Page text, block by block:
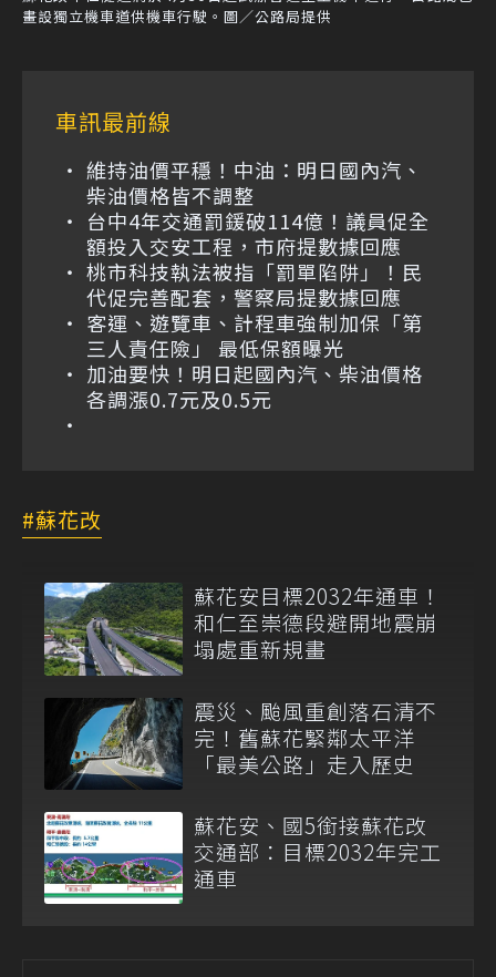
畫設獨立機車道供機車行駛。圖／公路局提供
車訊最前線
維持油價平穩！中油：明日國內汽、
柴油價格皆不調整
台中4年交通罰鍰破114億！議員促全
額投入交安工程，市府提數據回應
桃市科技執法被指「罰單陷阱」！民
代促完善配套，警察局提數據回應
客運、遊覽車、計程車強制加保「第
三人責任險」 最低保額曝光
加油要快！明日起國內汽、柴油價格
各調漲0.7元及0.5元
蘇花改
蘇花安目標2032年通車！
和仁至崇德段避開地震崩
塌處重新規畫
震災、颱風重創落石清不
完！舊蘇花緊鄰太平洋
「最美公路」走入歷史
蘇花安、國5銜接蘇花改
交通部：目標2032年完工
通車